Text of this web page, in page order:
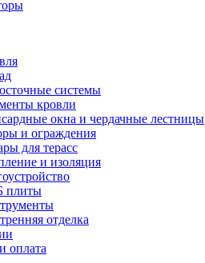
системы
кровли
окна и чердачные лестницы
и ограждения
для терасс
и изоляция
плиты
отделка
оплата